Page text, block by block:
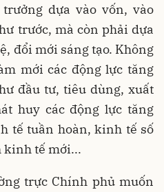
dựa vào vốn, vào
trước, mà còn phải dựa
đổi mới sáng tạo. Không
mới các động lực tăng
đầu tư, tiêu dùng, xuất
huy các động lực tăng
tế tuần hoàn, kinh tế số
kinh tế mới...
trực Chính phủ muốn